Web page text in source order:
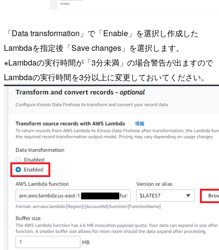
「Data transformation」で「Enable」を選択し作成した
Lambdaを指定後「Save changes」を選択します。
※Lambdaの実行時間が「3分未満」の場合警告が出ますので
Lambdaの実行時間を3分以上に変更しておいてください。